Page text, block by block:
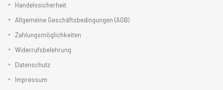
Handelssicherheit
Allgemeine Geschäftsbedingungen (AGB)
Zahlungsmöglichkeiten
Widerrufsbelehrung
Datenschutz
Impressum